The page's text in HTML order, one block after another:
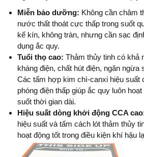
Miễn bảo dưỡng: Không cần châm
nước thất thoát cực thấp trong suốt
kế kín, không tràn, nhưng cần sạc
dụng ắc quy.
Tuổi thọ cao: Thảm thủy tinh có khả
kháng điện, chất hút điện, ngăn ngừa
Các tấm hợp kim chì-canxi hiệu suất
phóng điện thấp giúp ắc quy luôn
suốt thời gian dài.
Hiệu suất dòng khởi động CCA cao
hiệu suất và tấm cách lót thảm thủy
hoạt động tốt trong điều kiện khí hậu